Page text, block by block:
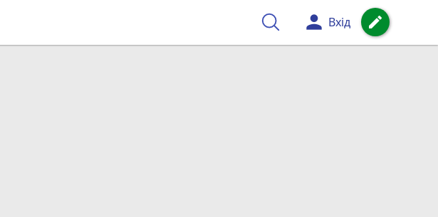
person Вхід create